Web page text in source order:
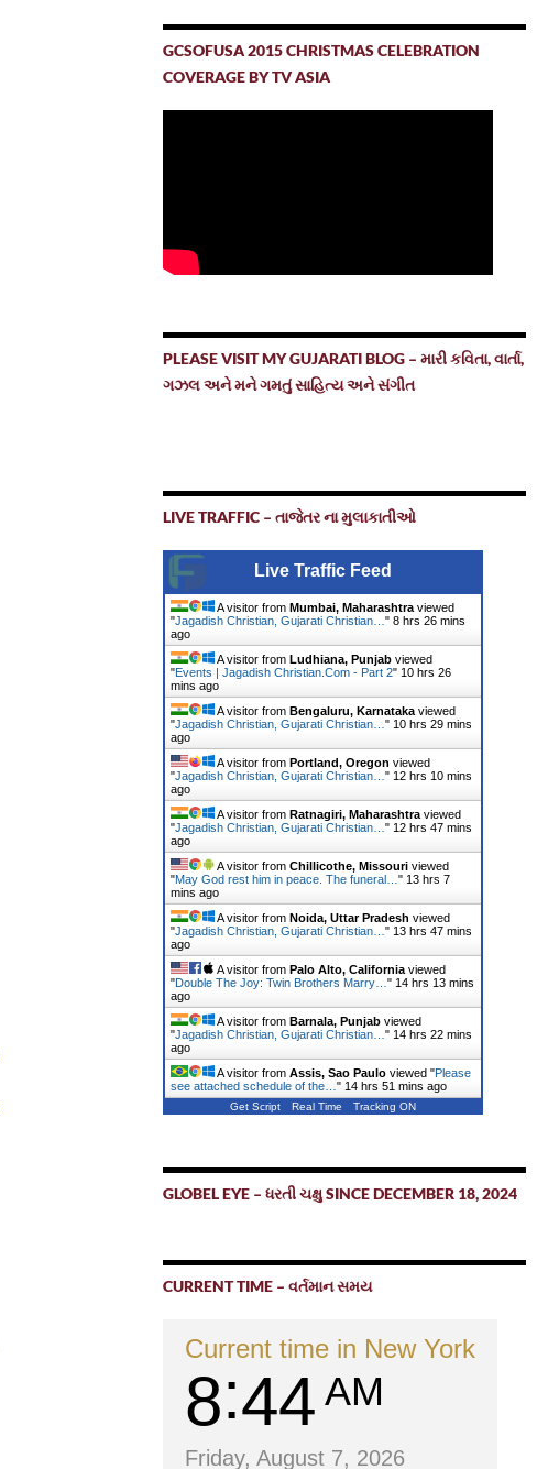
GCSOFUSA 2015 CHRISTMAS CELEBRATION
COVERAGE BY TV ASIA
PLEASE VISIT MY GUJARATI BLOG – મારી કવિતા, વાર્તા,
ગઝલ અને મને ગમતું સાહિત્ય અને સંગીત
LIVE TRAFFIC – તાજેતર ના મુલાકાતીઓ
Live Traffic Feed
A visitor from Mumbai, Maharashtraviewed
"Jagadish Christian, Gujarati Christian… " 8 hrs 26 mins
ago
A visitor from Ludhiana, Punjabviewed
"Events | Jagadish Christian.Com - Part 2" 10 hrs 26
mins ago
A visitor from Bengaluru, Karnatakaviewed
"Jagadish Christian, Gujarati Christian… " 10 hrs 29 mins
ago
A visitor from Portland, Oregon viewed
"Jagadish Christian, Gujarati Christian… " 12 hrs 10 mins
ago
A visitor from Ratnagiri, Maharashtraviewed
"Jagadish Christian, Gujarati Christian… " 12 hrs 47 mins
ago
A visitor from Chillicothe, Missouriviewed
"May God rest him in peace. The funeral… " 13 hrs 7
mins ago
A visitor from Noida, Uttar Pradesh viewed
"Jagadish Christian, Gujarati Christian… " 13 hrs 47 mins
ago
A visitor from Palo Alto, Californiaviewed
"Double The Joy: Twin Brothers Marry… " 14 hrs 13 mins
ago
A visitor from Barnala, Punjabviewed
"Jagadish Christian, Gujarati Christian… " 14 hrs 22 mins
ago
A visitor from Assis, Sao Pauloviewed "Please
see attached schedule of the… " 14 hrs 51 mins ago
Get Script Real Time Tracking ON
GLOBEL EYE – ધરતી ચક્ષુ SINCE DECEMBER 18, 2024
CURRENT TIME – વર્તમાન સમય
Current time in New York
8 44 AM
Friday, August 7, 2026